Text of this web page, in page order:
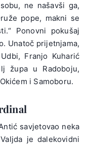
ne našavši ga,
pope, makni se
Ponovni pokušaj
Unatoč prijetnjama,
Franjo Kuharić
župa u Radoboju,
i Samoboru.
savjetovao neka
je dalekovidni